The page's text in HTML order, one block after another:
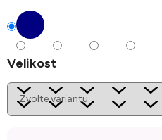
Velikost